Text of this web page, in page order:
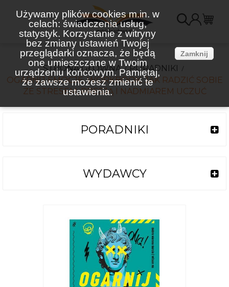
Używamy plików cookies m.in. w
celach: świadczenia usług,
statystyk. Korzystanie z witryny
bez zmiany ustawień Twojej
przeglądarki oznacza, że będą
one umieszczane w Twoim
urządzeniu końcowym. Pamiętaj,
że zawsze możesz zmienić te
ustawienia.
Zamknij
STRONA GŁÓWNA
PORADNIKI
OGARNIJ EMOCJE. WORKBOOK. JAK RADZIĆ SOBIE
ZE STRESEM, PRESJĄ I NADMIAREM UCZUĆ
PORADNIKI
WYDAWCY